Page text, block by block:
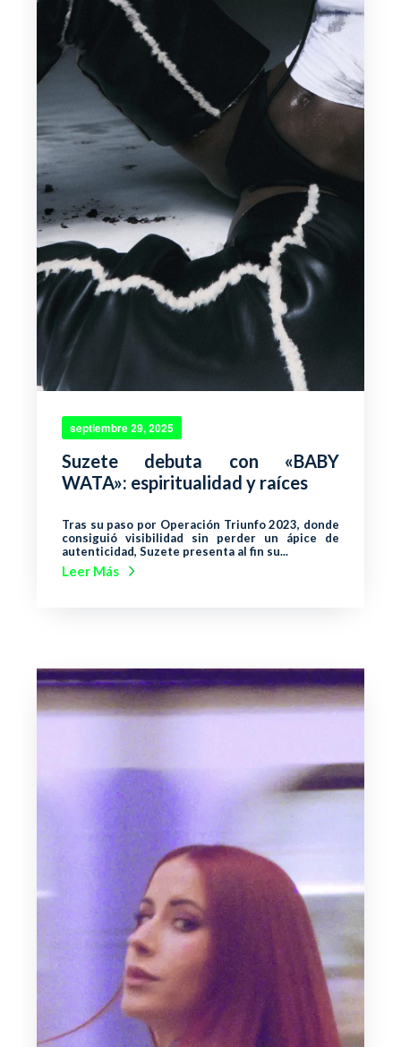
septiembre 29, 2025
Suzete debuta con «BABY
WATA»: espiritualidad y raíces
Tras su paso por Operación Triunfo 2023, donde
consiguió visibilidad sin perder un ápice de
autenticidad, Suzete presenta al fin su...
Leer Más